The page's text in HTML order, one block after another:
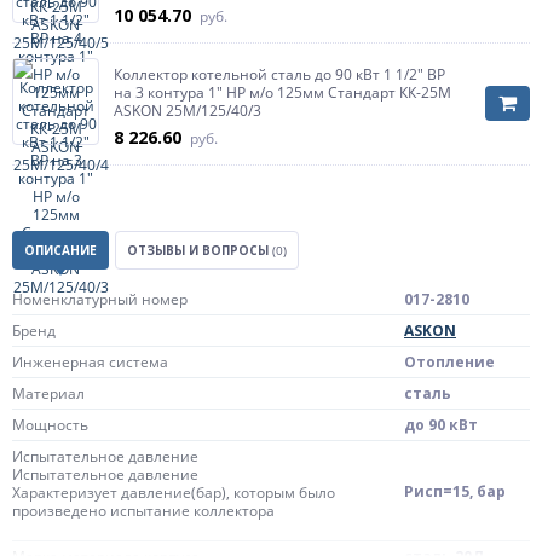
10 054.70 руб.
Коллектор котельной сталь до 90 кВт 1 1/2" ВР
на 3 контура 1" НР м/о 125мм Стандарт КК-25М
ASKON 25M/125/40/3
8 226.60 руб.
ОПИСАНИЕ ОТЗЫВЫ И ВОПРОСЫ (0)
Номенклатурный номер
017-2810
Бренд
ASKON
Инженерная система
Отопление
Материал
сталь
Мощность
до 90 кВт
Испытательное давление
Испытательное давление
Характеризует давление(бар), которым было
произведено испытание коллектора
Рисп=15, бар